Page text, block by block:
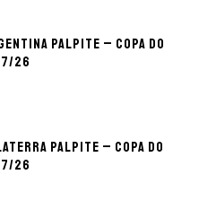
palpite – Copa do
26
palpite – Copa do
26